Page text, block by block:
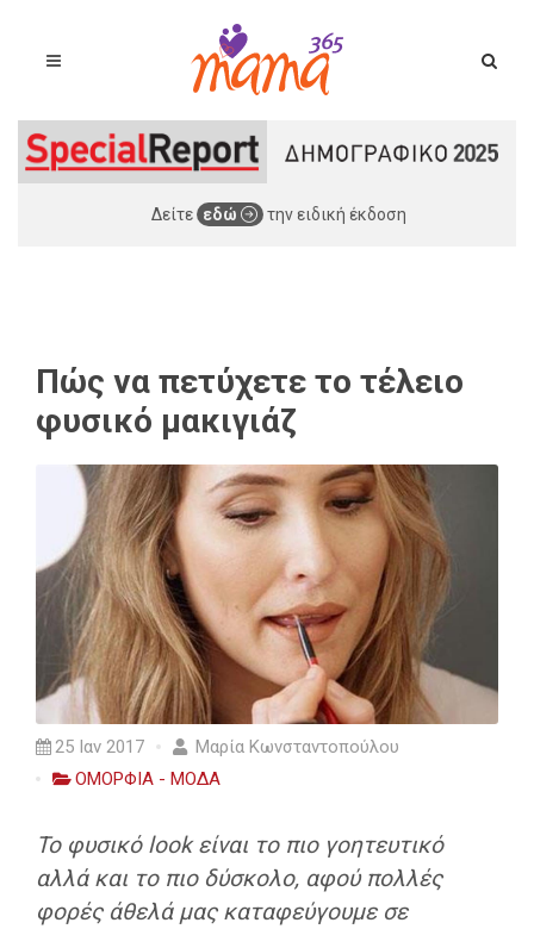
Δείτε εδώ την ειδική έκδοση
Πώς να πετύχετε το τέλειο
φυσικό μακιγιάζ
25 Ιαν 2017
Μαρία Κωνσταντοπούλου
ΟΜΟΡΦΙΑ - ΜΟΔΑ
Το φυσικό look είναι το πιο γοητευτικό
αλλά και το πιο δύσκολο, αφού πολλές
φορές άθελά μας καταφεύγουμε σε